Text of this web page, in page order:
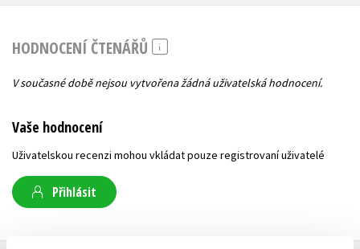
HODNOCENÍ ČTENÁŘŮ
V současné době nejsou vytvořena žádná uživatelská hodnocení.
Vaše hodnocení
Uživatelskou recenzi mohou vkládat pouze registrovaní uživatelé
Přihlásit